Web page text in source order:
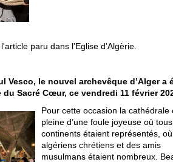
paru dans l'Eglise d'Algèrie.
Vesco, le nouvel archevêque d’Alger a
Sacré Cœur, ce vendredi 11 février
Pour cette occasion la cathédrale
pleine d’une foule joyeuse où
continents étaient représentés,
algériens chrétiens et des amis
musulmans étaient nombreux.